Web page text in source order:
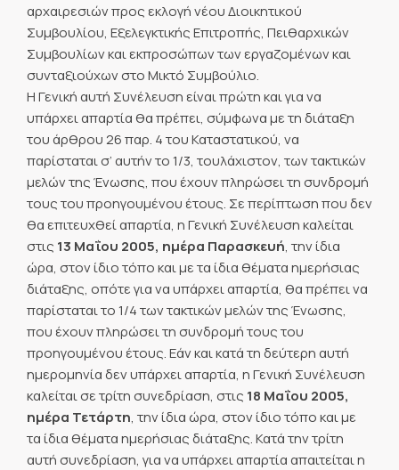
αρχαιρεσιών προς εκλογή νέου Διοικητικού
Συμβουλίου, Εξελεγκτικής Επιτροπής, Πειθαρχικών
Συμβουλίων και εκπροσώπων των εργαζομένων και
συνταξιούχων στο Μικτό Συμβούλιο.
Η Γενική αυτή Συνέλευση είναι πρώτη και για να
υπάρχει απαρτία θα πρέπει, σύμφωνα με τη διάταξη
του άρθρου 26 παρ. 4 του Καταστατικού, να
παρίσταται σ’ αυτήν το 1/3, τουλάχιστον, των τακτικών
μελών της Ένωσης, που έχουν πληρώσει τη συνδρομή
τους του προηγουμένου έτους. Σε περίπτωση που δεν
θα επιτευχθεί απαρτία, η Γενική Συνέλευση καλείται
στις 13 Μαΐου 2005, ημέρα Παρασκευή, την ίδια
ώρα, στον ίδιο τόπο και με τα ίδια θέματα ημερήσιας
διάταξης, οπότε για να υπάρχει απαρτία, θα πρέπει να
παρίσταται το 1/4 των τακτικών μελών της Ένωσης,
που έχουν πληρώσει τη συνδρομή τους του
προηγουμένου έτους. Εάν και κατά τη δεύτερη αυτή
ημερομηνία δεν υπάρχει απαρτία, η Γενική Συνέλευση
καλείται σε τρίτη συνεδρίαση, στις 18 Μαΐου 2005,
ημέρα Τετάρτη, την ίδια ώρα, στον ίδιο τόπο και με
τα ίδια θέματα ημερήσιας διάταξης. Κατά την τρίτη
αυτή συνεδρίαση, για να υπάρχει απαρτία απαιτείται η